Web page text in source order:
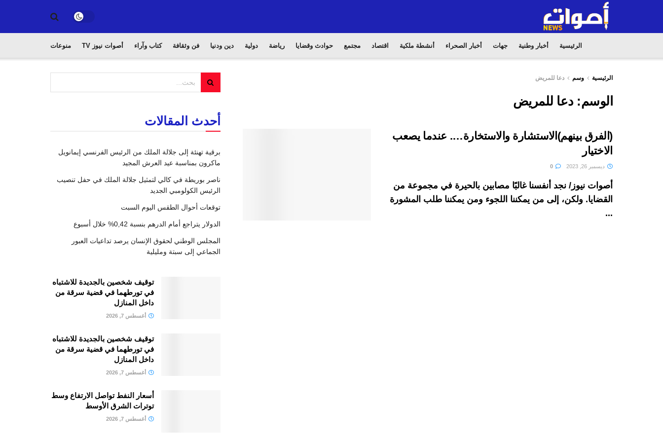
الرئيسية أخبار وطنية جهات أخبار الصحراء أنشطة ملكية اقتصاد مجتمع حوادث وقضايا رياضة دولية دين ودنيا فن وثقافة كتاب وآراء أصوات نيوز TV منوعات
الرئيسية وسم دعا للمريض
الوسم:دعا للمريض
(الفرق بينهم)الاستشارة والاستخارة…. عندما يصعب
الاختيار
ديسمبر 26, 2023
أصوات نيوز/ نجد أنفسنا غالبًا مصابين بالحيرة في مجموعة من
القضايا. ولكن، إلى من يمكننا اللجوء ومن يمكننا طلب المشورة
...
أحدث المقالات
برقية تهنئة إلى جلالة الملك من الرئيس الفرنسي إيمانويل
ماكرون بمناسبة عيد العرش المجيد
ناصر بوريطة في كالي لتمثيل جلالة الملك في حفل تنصيب
الرئيس الكولومبي الجديد
توقعات أحوال الطقس اليوم السبت
الدولار يتراجع أمام الدرهم بنسبة 0,42% خلال أسبوع
المجلس الوطني لحقوق الإنسان يرصد تداعيات العبور
الجماعي إلى سبتة ومليلية
توقيف شخصين بالجديدة للاشتباه
في تورطهما في قضية سرقة من
داخل المنازل
أغسطس 7, 2026
توقيف شخصين بالجديدة للاشتباه
في تورطهما في قضية سرقة من
داخل المنازل
أغسطس 7, 2026
أسعار النفط تواصل الارتفاع وسط
توترات الشرق الأوسط
أغسطس 7, 2026